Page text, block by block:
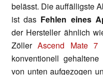
belässt. Die auffälligste
ist das Fehlen eines
der Hersteller ähnlich
ZöllerAscend Mate 7
konventionell
von unten aufgezogen